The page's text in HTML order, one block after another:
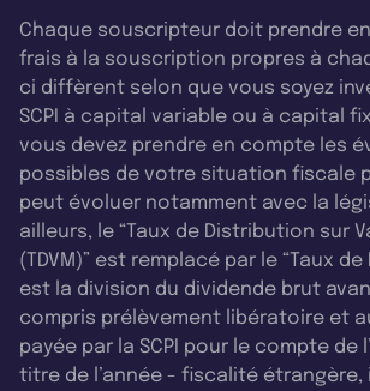
Chaque souscripteur doit prendre
frais à la souscription propres à
ci diffèrent selon que vous soyez
SCPI à capital variable ou à capital
vous devez prendre en compte les
possibles de votre situation fiscale
peut évoluer notamment avec la
ailleurs, le “Taux de Distribution sur
(TDVM)” est remplacé par le “Taux
est la division du dividende brut
compris prélèvement libératoire et
payée par la SCPI pour le compte de
titre de l’année - fiscalité étrangère,